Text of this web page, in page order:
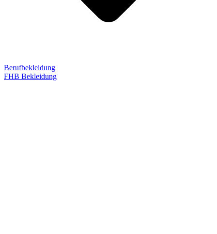
Berufbekleidung
FHB Bekleidung